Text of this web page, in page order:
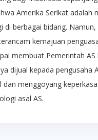
Amerika Serikat adalah
di berbagai bidang. Namun,
kemajuan
membuat Pemerintah AS
dijual kepada pengusaha
dan menggoyang
asal AS.